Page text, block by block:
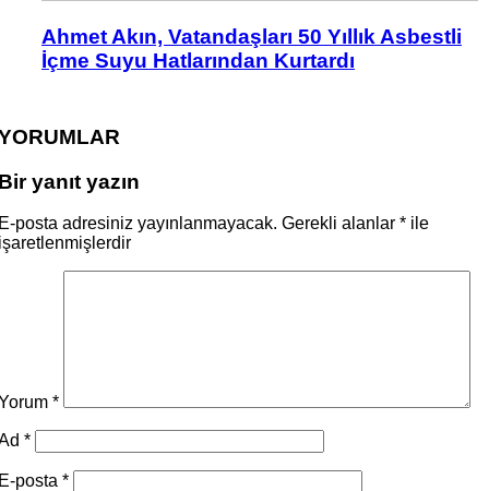
Ahmet Akın, Vatandaşları 50 Yıllık Asbestli
İçme Suyu Hatlarından Kurtardı
yanıt yazın
posta adresiniz yayınlanmayacak. Gerekli alanlar * ile
*
*
posta *